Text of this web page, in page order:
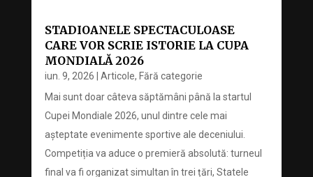
STADIOANELE SPECTACULOASE
CARE VOR SCRIE ISTORIE LA CUPA
MONDIALĂ 2026
iun. 9, 2026 Articole, Fără categorie
Mai sunt doar câteva săptămâni până la startul
Cupei Mondiale 2026, unul dintre cele mai
așteptate evenimente sportive ale deceniului.
Competiția va aduce o premieră absolută: turneul
final va fi organizat simultan în trei țări, Statele